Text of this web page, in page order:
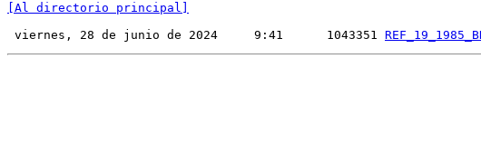
[Al directorio principal]
viernes, 28 de junio de 2024     9:41      1043351